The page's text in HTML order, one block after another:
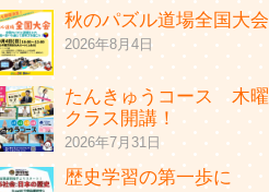
秋のパズル道場全国大会
2026年8月4日
たんきゅうコース 木曜
クラス開講！
2026年7月31日
歴史学習の第一歩に